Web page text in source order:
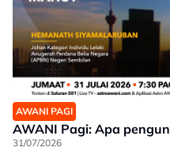
AWANI PAGI
AWANI Pagi: Apa
31/07/2026